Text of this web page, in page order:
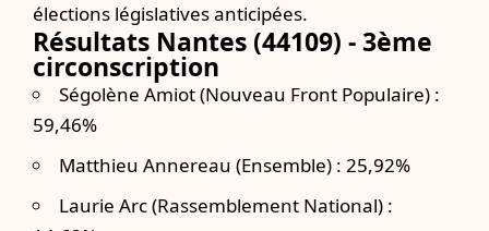
élections législatives anticipées.
Résultats Nantes (44109) -3ème
circonscription
Ségolène Amiot (Nouveau Front Populaire) :
59,46%
Matthieu Annereau (Ensemble) : 25,92%
Laurie Arc (Rassemblement National) :